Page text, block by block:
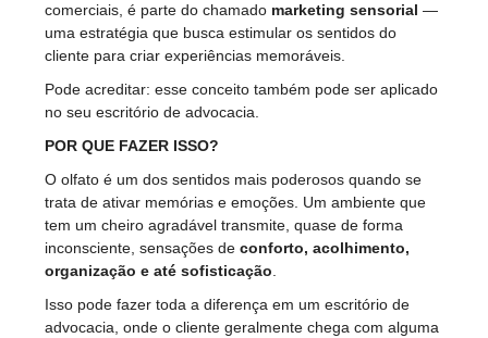
comerciais, é parte do chamado marketing sensorial —
uma estratégia que busca estimular os sentidos do
cliente para criar experiências memoráveis.
Pode acreditar: esse conceito também pode ser aplicado
no seu escritório de advocacia.
POR QUE FAZER ISSO?
O olfato é um dos sentidos mais poderosos quando se
trata de ativar memórias e emoções. Um ambiente que
tem um cheiro agradável transmite, quase de forma
inconsciente, sensações de conforto, acolhimento,
organização e até sofisticação.
Isso pode fazer toda a diferença em um escritório de
advocacia, onde o cliente geralmente chega com alguma